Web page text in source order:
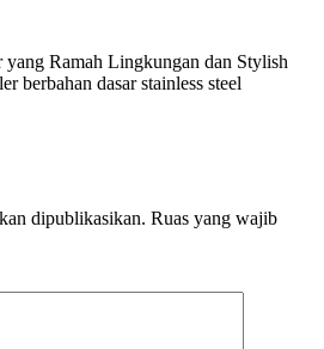
Ramah Lingkungan dan Stylish
berbahan dasar stainless steel
dipublikasikan. Ruas yang wajib